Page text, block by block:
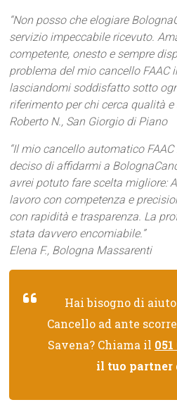
“Non posso che elogiare
servizio impeccabile ricevuto.
competente, onesto e sempre
problema del mio cancello FAAC
lasciandomi soddisfatto sotto
riferimento per chi cerca qualità e
Roberto N., San Giorgio di Piano
“Il mio cancello automatico
deciso di affidarmi a
avrei potuto fare scelta migliore:
lavoro con competenza e
con rapidità e trasparenza. La
stata davvero encomiabile.”
Elena F., Bologna Massarenti
Hai bisogno di
Cancello ad ante
Savena? Chiama il
il tuo partner